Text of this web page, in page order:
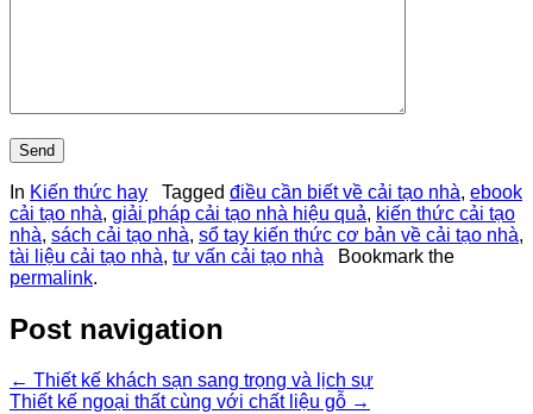
In Kiến thức hay Tagged điều cần biết về cải tạo nhà, ebook
cải tạo nhà, giải pháp cải tạo nhà hiệu quả, kiến thức cải tạo
nhà, sách cải tạo nhà, sổ tay kiến thức cơ bản về cải tạo nhà,
tài liệu cải tạo nhà, tư vấn cải tạo nhà Bookmark the
permalink.
Post navigation
← Thiết kế khách sạn sang trọng và lịch sự
Thiết kế ngoại thất cùng với chất liệu gỗ →